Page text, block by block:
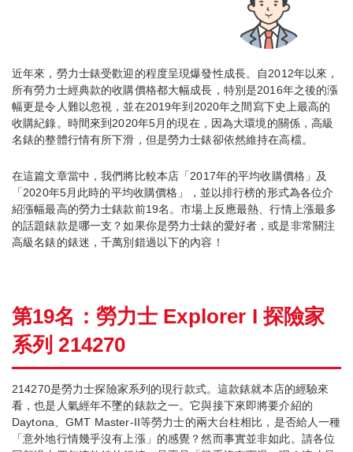
近年來，勞力士錶受歡迎的程度呈現爆發性成長。自2012年以來，
所有勞力士經典款的收購價格都大幅成長，特別是2016年之後的漲
幅更是令人難以忽視，並在2019年到2020年之間寫下史上最高的
收購紀錄。時間來到2020年5月的現在，因為大環境的關係，高級
名錶的整體行情有所下滑，但是勞力士錶卻依然維持在高檔。
在這篇文章當中，我們將比較本店「2017年的平均收購價格」及
「2020年5月此時的平均收購價格」，並以排行榜的形式為各位介
紹漲幅最高的勞力士錶款前19名。市場上反應最熱、行情上漲最多
的話題錶款是哪一支？如果你是勞力士錶的愛好者，或是非常關注
高級名錶的錶迷，千萬別錯過以下的內容！
第19名：勞力士 Explorer I 探險家
系列 214270
214270是勞力士探險家系列的現行款式。這款錶就本店的經驗來
看，也是人氣經年不墜的錶款之一。它與接下來即將要介紹的
Daytona、GMT Master-II等勞力士的兩大台柱相比，是否給人一種
「意外地行情幾乎沒有上漲」的感覺？然而事實並非如此。請各位